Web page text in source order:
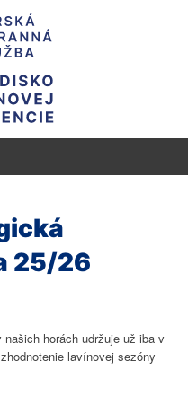
25/26
horách udržuje už iba v
lavínovej sezóny